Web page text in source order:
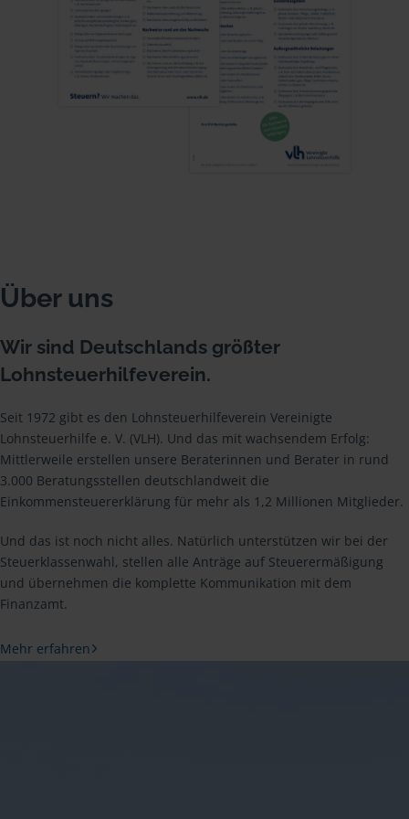
Über uns
Wir sind Deutschlands größter
Lohnsteuerhilfeverein.
Seit 1972 gibt es den Lohnsteuerhilfeverein Vereinigte
Lohnsteuerhilfe e. V. (VLH). Und das mit wachsendem Erfolg:
Mittlerweile erstellen unsere Beraterinnen und Berater in rund
3.000 Beratungsstellen deutschlandweit die
Einkommensteuererklärung für mehr als 1,2 Millionen Mitglieder.
Und das ist noch nicht alles. Natürlich unterstützen wir bei der
Steuerklassenwahl, stellen alle Anträge auf Steuerermäßigung
und übernehmen die komplette Kommunikation mit dem
Finanzamt.
Mehr erfahren